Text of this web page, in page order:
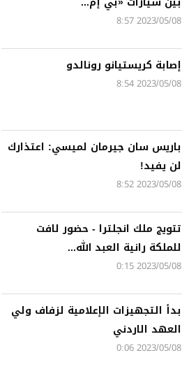
2023/05/08 8:57
إصابة كريستيانو رونالدو
2023/05/08 8:54
باريس سان جيرمان لميسي: اعتذارك
لن يفيد!
2023/05/08 8:52
تتويج ملك انجلترا - حضور لافت
للملكة رانية العبد الله...
2023/05/08 0:15
بدأ التجهيزات الإعلامية لزفاف ولي
العهد الاردني
2023/05/08 0:06